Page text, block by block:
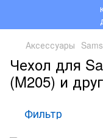
Аксессуары
Чехол для
(M205) и
Фильтр